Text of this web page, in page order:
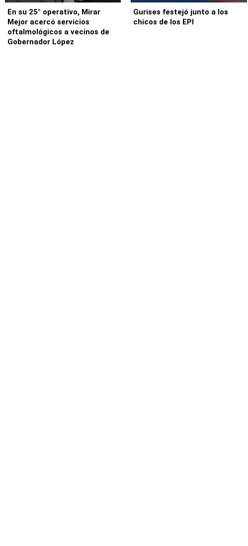
En su 25° operativo, Mirar
Mejor acercó servicios
oftalmológicos a vecinos de
Gobernador López
Gurises festejó junto a los
chicos de los EPI